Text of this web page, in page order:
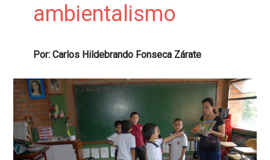
ambientalismo
Por: Carlos Hildebrando Fonseca Zárate